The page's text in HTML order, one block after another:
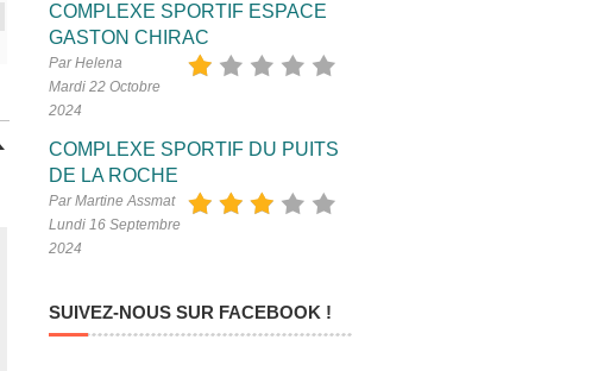
COMPLEXE SPORTIF ESPACE
GASTON CHIRAC
Par Helena
Mardi 22 Octobre
2024
COMPLEXE SPORTIF DU PUITS
DE LA ROCHE
Par Martine Assmat
Lundi 16 Septembre
2024
SUIVEZ-NOUS SUR FACEBOOK !